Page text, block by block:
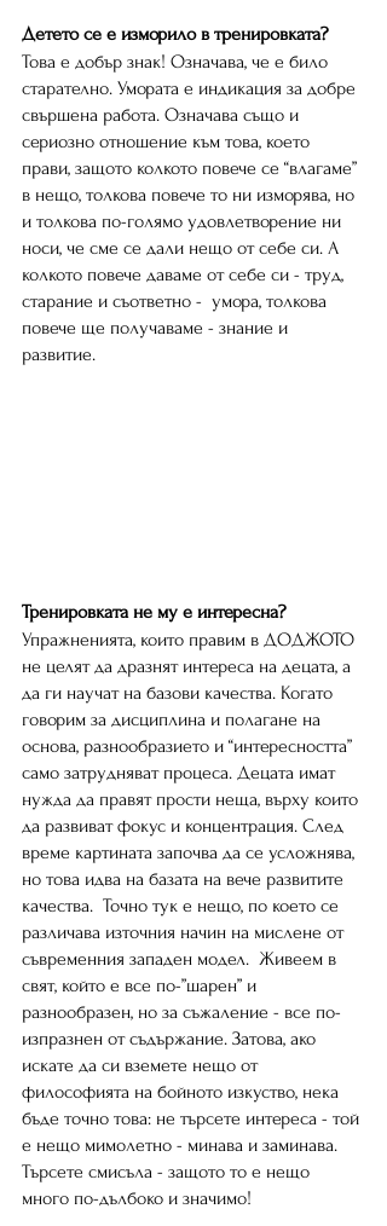
Детето се е изморило в тренировката?
Това е добър знак! Означава, че е било
старателно. Умората е индикация за добре
свършена работа. Означава също и
сериозно отношение към това, което
прави, защото колкото повече се “влагаме”
в нещо, толкова повече то ни изморява, но
и толкова по-голямо удовлетворение ни
носи, че сме се дали нещо от себе си. А
колкото повече даваме от себе си - труд,
старание и съответно -  умора, толкова
повече ще получаваме - знание и
развитие.
Тренировката не му е интересна?
Упражненията, които правим в ДOДЖОТО
не целят да дразнят интереса на децата, а
да ги научат на базови качества. Когато
говорим за дисциплина и полагане на
основа, разнообразието и “интересността”
само затрудняват процеса. Децата имат
нужда да правят прости неща, върху които
да развиват фокус и концентрация. След
време картината започва да се усложнява,
но това идва на базата на вече развитите
качества.  Точно тук е нещо, по което се
различава източния начин на мислене от
съвременния западен модел.  Живеем в
свят, който е все по-”шарен” и
разнообразен, но за съжаление - все по-
изпразнен от съдържание. Затова, ако
искате да си вземете нещо от
философията на бойното изкуство, нека
бъде точно това: не търсете интереса - той
е нещо мимолетно - минава и заминава.
Търсете смисъла - защото то е нещо
много по-дълбоко и значимо!